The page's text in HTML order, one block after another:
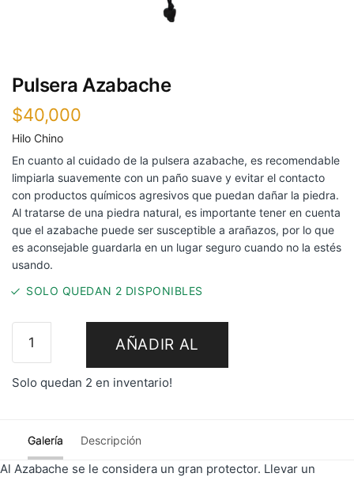
Pulsera Azabache
$40,000
Hilo Chino
En cuanto al cuidado de la pulsera azabache, es recomendable
limpiarla suavemente con un paño suave y evitar el contacto
con productos químicos agresivos que puedan dañar la piedra.
Al tratarse de una piedra natural, es importante tener en cuenta
que el azabache puede ser susceptible a arañazos, por lo que
es aconsejable guardarla en un lugar seguro cuando no la estés
usando.
SOLO QUEDAN 2 DISPONIBLES
AÑADIR AL
CARRITO
Solo quedan 2 en inventario!
Galería Descripción
Al Azabache se le considera un gran protector. Llevar un